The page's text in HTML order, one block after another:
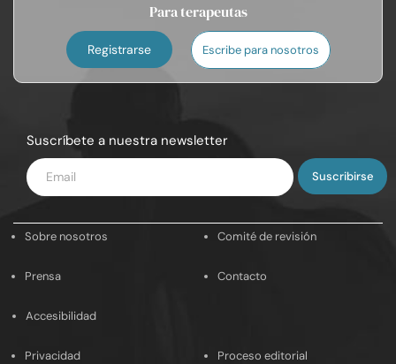
Para terapeutas
Registrarse Escribe para nosotros
Suscríbete a nuestra newsletter
Introduce
tu
Sobre nosotros Comité de revisión
Prensa Contacto
Accesibilidad
Privacidad Proceso editorial